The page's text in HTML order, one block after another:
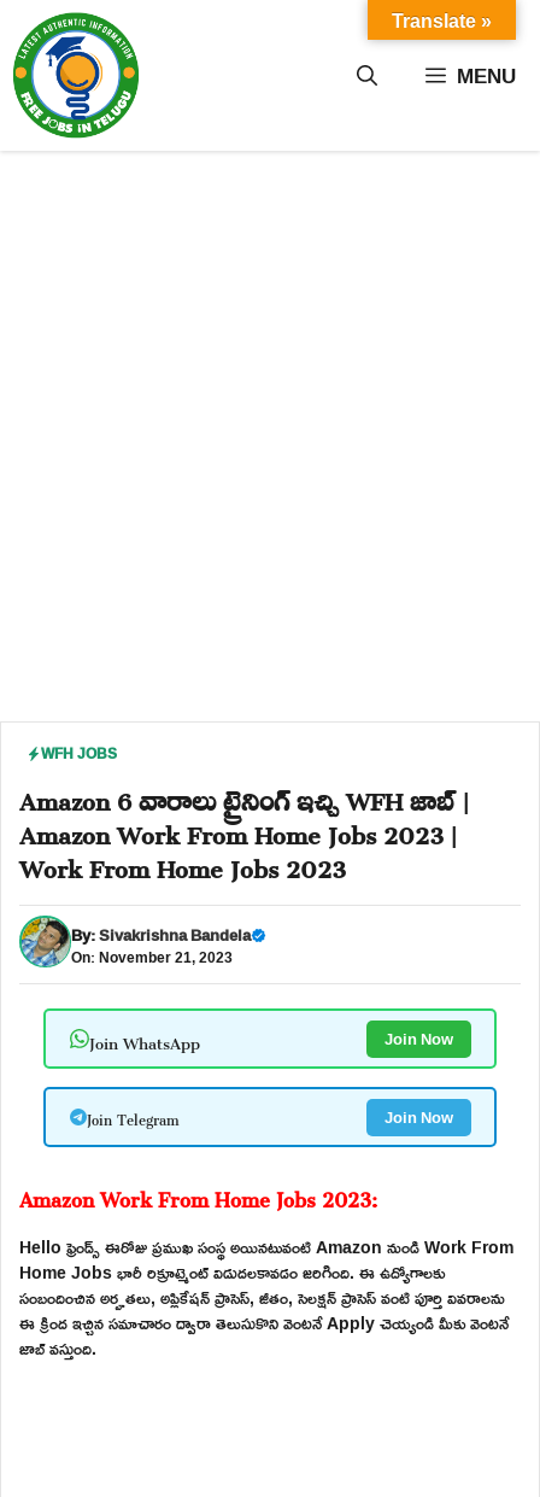
content MENU
WFH JOBS
Amazon 6 వారాలు ట్రైనింగ్ ఇచ్చి WFH జాబ్ |
Amazon Work From Home Jobs 2023 |
Work From Home Jobs 2023
By:Sivakrishna Bandela
On: November 21, 2023
Join WhatsApp Join Now
Join Telegram Join Now
Amazon Work From Home Jobs 2023:
Hello ఫ్రెండ్స్ ఈరోజు ప్రముఖ సంస్థ అయినటువంటి Amazon నుండి Work From
Home Jobs భారీ రిక్రూట్మెంట్ విడుదలకావడం జరిగింది. ఈ ఉద్యోగాలకు
సంబందించిన అర్హతలు, అప్లికేషన్ ప్రాసెస్, జీతం, సెలక్షన్ ప్రాసెస్ వంటి పూర్తి వివరాలను
ఈ క్రింద ఇచ్చిన సమాచారం ద్వారా తెలుసుకొని వెంటనే Apply చెయ్యండి మీకు వెంటనే
జాబ్ వస్తుంది.
Translate »